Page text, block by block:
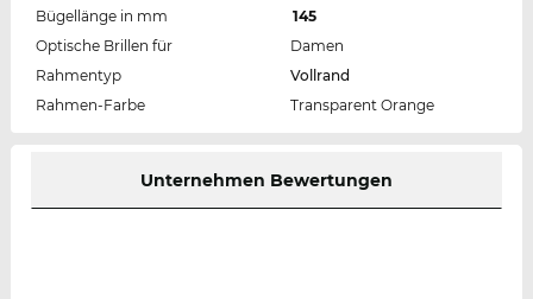
Bügellänge in mm
145
Optische Brillen für
Damen
Rahmentyp
Vollrand
Rahmen-Farbe
Transparent Orange
Unternehmen Bewertungen